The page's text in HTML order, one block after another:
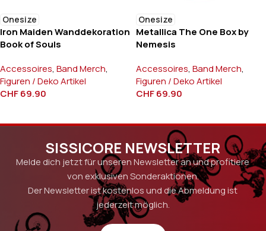
Onesize
Iron Maiden Wanddekoration
Book of Souls
Accessoires, Band Merch,
Figuren / Deko Artikel
CHF69.90
Onesize
Metallica The One Box by
Nemesis
Accessoires, Band Merch,
Figuren / Deko Artikel
CHF69.90
SISSICORE NEWSLETTER
Melde dich jetzt für unseren Newsletter an und profitiere
von exklusiven Sonderaktionen.
Der Newsletter ist kostenlos und die Abmeldung ist
jederzeit möglich.